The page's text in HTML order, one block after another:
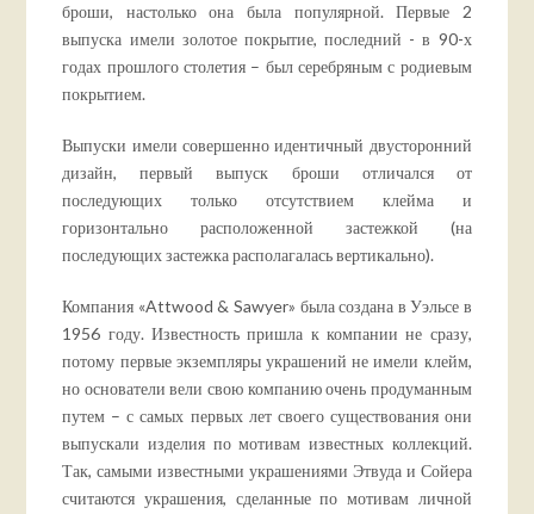
броши, настолько она была популярной. Первые 2
выпуска имели золотое покрытие, последний - в 90-х
годах прошлого столетия – был серебряным с родиевым
покрытием.
Выпуски имели совершенно идентичный двусторонний
дизайн, первый выпуск броши отличался от
последующих только отсутствием клейма и
горизонтально расположенной застежкой (на
последующих застежка располагалась вертикально).
Компания «Attwood & Sawyer» была создана в Уэльсе в
1956 году. Известность пришла к компании не сразу,
потому первые экземпляры украшений не имели клейм,
но основатели вели свою компанию очень продуманным
путем – с самых первых лет своего существования они
выпускали изделия по мотивам известных коллекций.
Так, самыми известными украшениями Этвуда и Сойера
считаются украшения, сделанные по мотивам личной